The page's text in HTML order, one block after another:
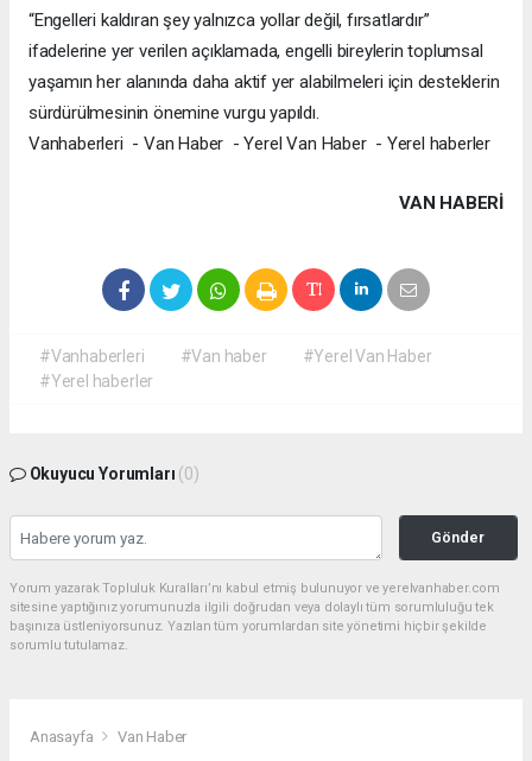
“Engelleri kaldıran şey yalnızca yollar değil, fırsatlardır”
ifadelerine yer verilen açıklamada, engelli bireylerin toplumsal
yaşamın her alanında daha aktif yer alabilmeleri için desteklerin
sürdürülmesinin önemine vurgu yapıldı.
Vanhaberleri - Van Haber - Yerel Van Haber - Yerel haberler
VAN HABERİ
#Vanhaberleri #Van haber
#Yerel Van Haber
#Yerel haberler
Okuyucu Yorumları (0)
Gönder
Yorum yazarak Topluluk Kuralları’nı kabul etmiş bulunuyor ve yerelvanhaber.com
sitesine yaptığınız yorumunuzla ilgili doğrudan veya dolaylı tüm sorumluluğu tek
başınıza üstleniyorsunuz. Yazılan tüm yorumlardan site yönetimi hiçbir şekilde
sorumlu tutulamaz.
Anasayfa Van Haber